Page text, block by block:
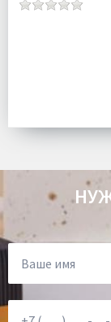
Размер:
Комплектация:
Доставка: